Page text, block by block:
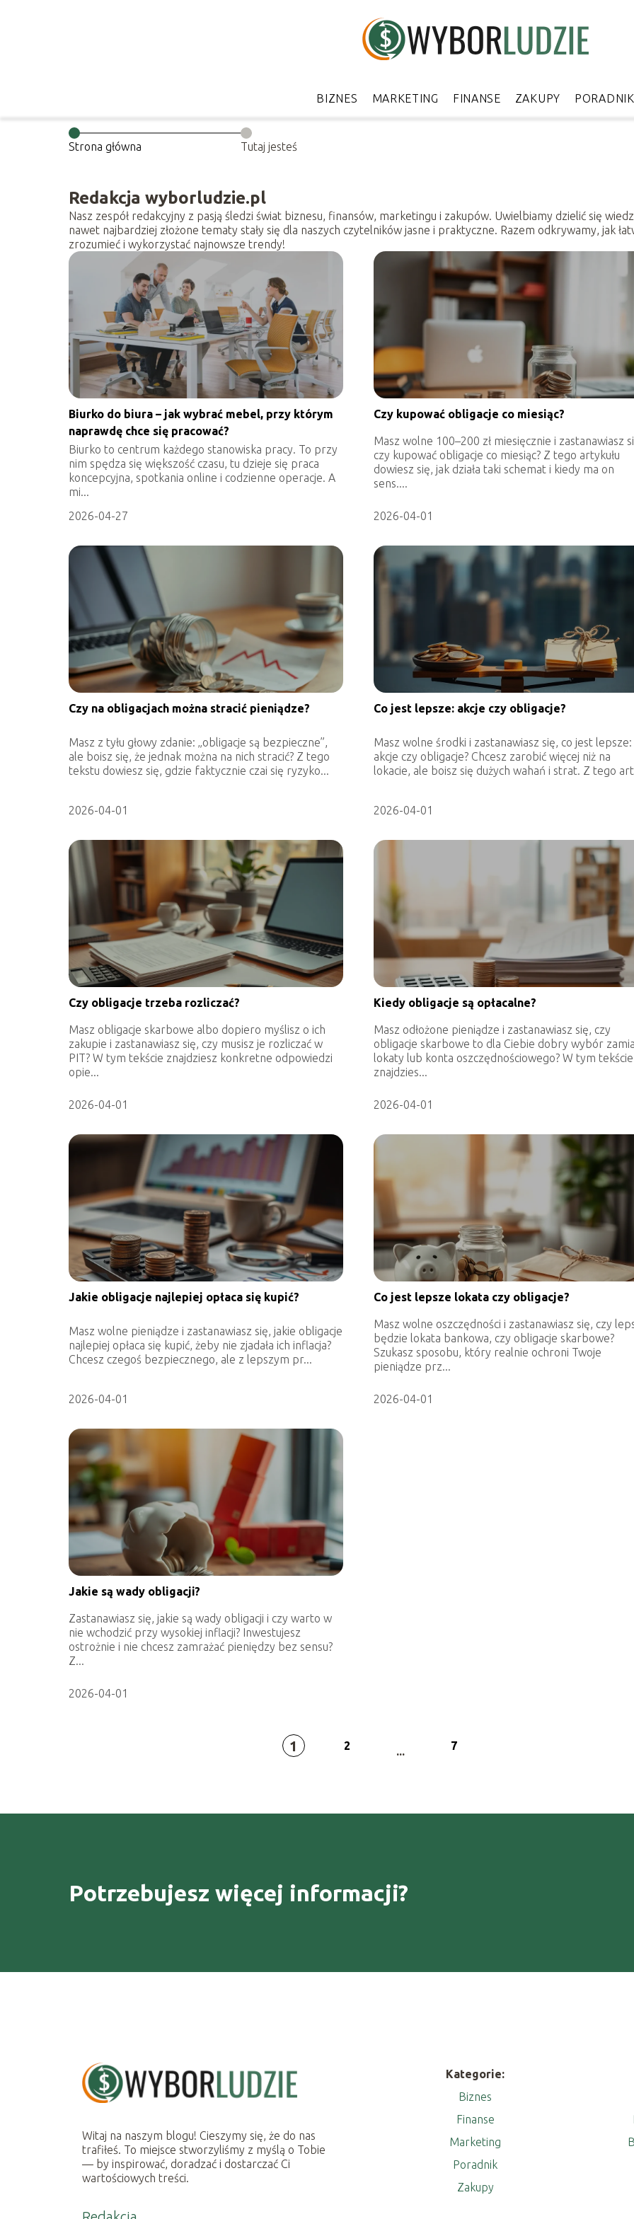
BIZNES MARKETING FINANSE ZAKUPY PORADNIK
Strona główna Tutaj jesteś
Redakcja wyborludzie.pl
Nasz zespół redakcyjny z pasją śledzi świat biznesu, finansów, marketingu i zakupów. Uwielbiamy dzielić się
nawet najbardziej złożone tematy stały się dla naszych czytelników jasne i praktyczne. Razem odkrywamy, jak
zrozumieć i wykorzystać najnowsze trendy!
Biurko do biura – jak wybrać mebel, przy którym
naprawdę chce się pracować?
Biurko to centrum każdego stanowiska pracy. To przy
nim spędza się większość czasu, tu dzieje się praca
koncepcyjna, spotkania online i codzienne operacje. A
mi...
2026-04-27
Czy kupować obligacje co miesiąc?
Masz wolne 100–200 zł miesięcznie i zastanawiasz
czy kupować obligacje co miesiąc? Z tego artykułu
dowiesz się, jak działa taki schemat i kiedy ma on
sens....
2026-04-01
Czy na obligacjach można stracić pieniądze?
Masz z tyłu głowy zdanie: „obligacje są bezpieczne”,
ale boisz się, że jednak można na nich stracić? Z tego
tekstu dowiesz się, gdzie faktycznie czai się ryzyko...
2026-04-01
Co jest lepsze: akcje czy obligacje?
Masz wolne środki i zastanawiasz się, co jest lepsze:
akcje czy obligacje? Chcesz zarobić więcej niż na
lokacie, ale boisz się dużych wahań i strat. Z tego
2026-04-01
Czy obligacje trzeba rozliczać?
Masz obligacje skarbowe albo dopiero myślisz o ich
zakupie i zastanawiasz się, czy musisz je rozliczać w
PIT? W tym tekście znajdziesz konkretne odpowiedzi
opie...
2026-04-01
Kiedy obligacje są opłacalne?
Masz odłożone pieniądze i zastanawiasz się, czy
obligacje skarbowe to dla Ciebie dobry wybór
lokaty lub konta oszczędnościowego? W tym tekście
znajdzies...
2026-04-01
Jakie obligacje najlepiej opłaca się kupić?
Masz wolne pieniądze i zastanawiasz się, jakie obligacje
najlepiej opłaca się kupić, żeby nie zjadała ich inflacja?
Chcesz czegoś bezpiecznego, ale z lepszym pr...
2026-04-01
Co jest lepsze lokata czy obligacje?
Masz wolne oszczędności i zastanawiasz się, czy
będzie lokata bankowa, czy obligacje skarbowe?
Szukasz sposobu, który realnie ochroni Twoje
pieniądze prz...
2026-04-01
Jakie są wady obligacji?
Zastanawiasz się, jakie są wady obligacji i czy warto w
nie wchodzić przy wysokiej inflacji? Inwestujesz
ostrożnie i nie chcesz zamrażać pieniędzy bez sensu?
Z...
2026-04-01
1 2 ... 7
Potrzebujesz więcej informacji?
Witaj na naszym blogu! Cieszymy się, że do nas
trafiłeś. To miejsce stworzyliśmy z myślą o Tobie
— by inspirować, doradzać i dostarczać Ci
wartościowych treści.
Kategorie:
Biznes
Finanse
Marketing
Poradnik
Zakupy